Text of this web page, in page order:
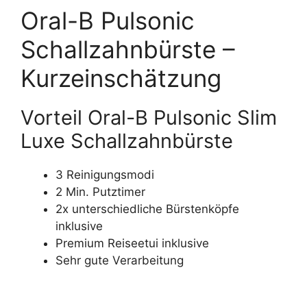
Oral-B Pulsonic
Schallzahnbürste –
Kurzeinschätzung
Vorteil Oral-B Pulsonic Slim
Luxe Schallzahnbürste
3 Reinigungsmodi
2 Min. Putztimer
2x unterschiedliche Bürstenköpfe
inklusive
Premium Reiseetui inklusive
Sehr gute Verarbeitung